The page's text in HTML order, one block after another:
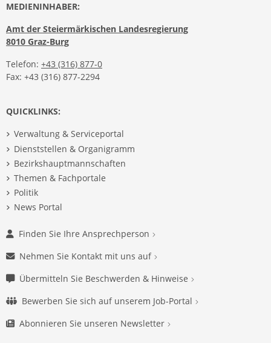
MEDIENINHABER:
Amt der Steiermärkischen Landesregierung
8010 Graz-Burg
Telefon: +43 (316) 877-0
Fax: +43 (316) 877-2294
QUICKLINKS:
Verwaltung & Serviceportal
Dienststellen & Organigramm
Bezirkshauptmannschaften
Themen & Fachportale
Politik
News Portal
Finden Sie Ihre Ansprechperson
Nehmen Sie Kontakt mit uns auf
Übermitteln Sie Beschwerden & Hinweise
Bewerben Sie sich auf unserem Job-Portal
Abonnieren Sie unseren Newsletter